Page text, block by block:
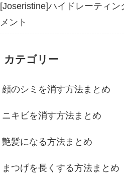
[Joseristine]ハイドレーティン
メント
カテゴリー
顔のシミを消す方法まとめ
ニキビを消す方法まとめ
艶髪になる方法まとめ
まつげを長くする方法まとめ